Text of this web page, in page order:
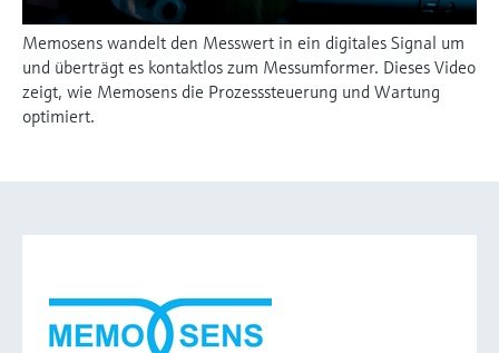
Memosens wandelt den Messwert in ein digitales Signal um
und überträgt es kontaktlos zum Messumformer. Dieses Video
zeigt, wie Memosens die Prozesssteuerung und Wartung
optimiert.